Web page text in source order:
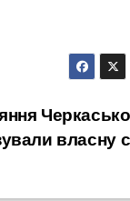
власну